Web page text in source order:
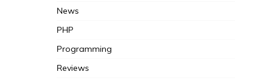
News
PHP
Programming
Reviews